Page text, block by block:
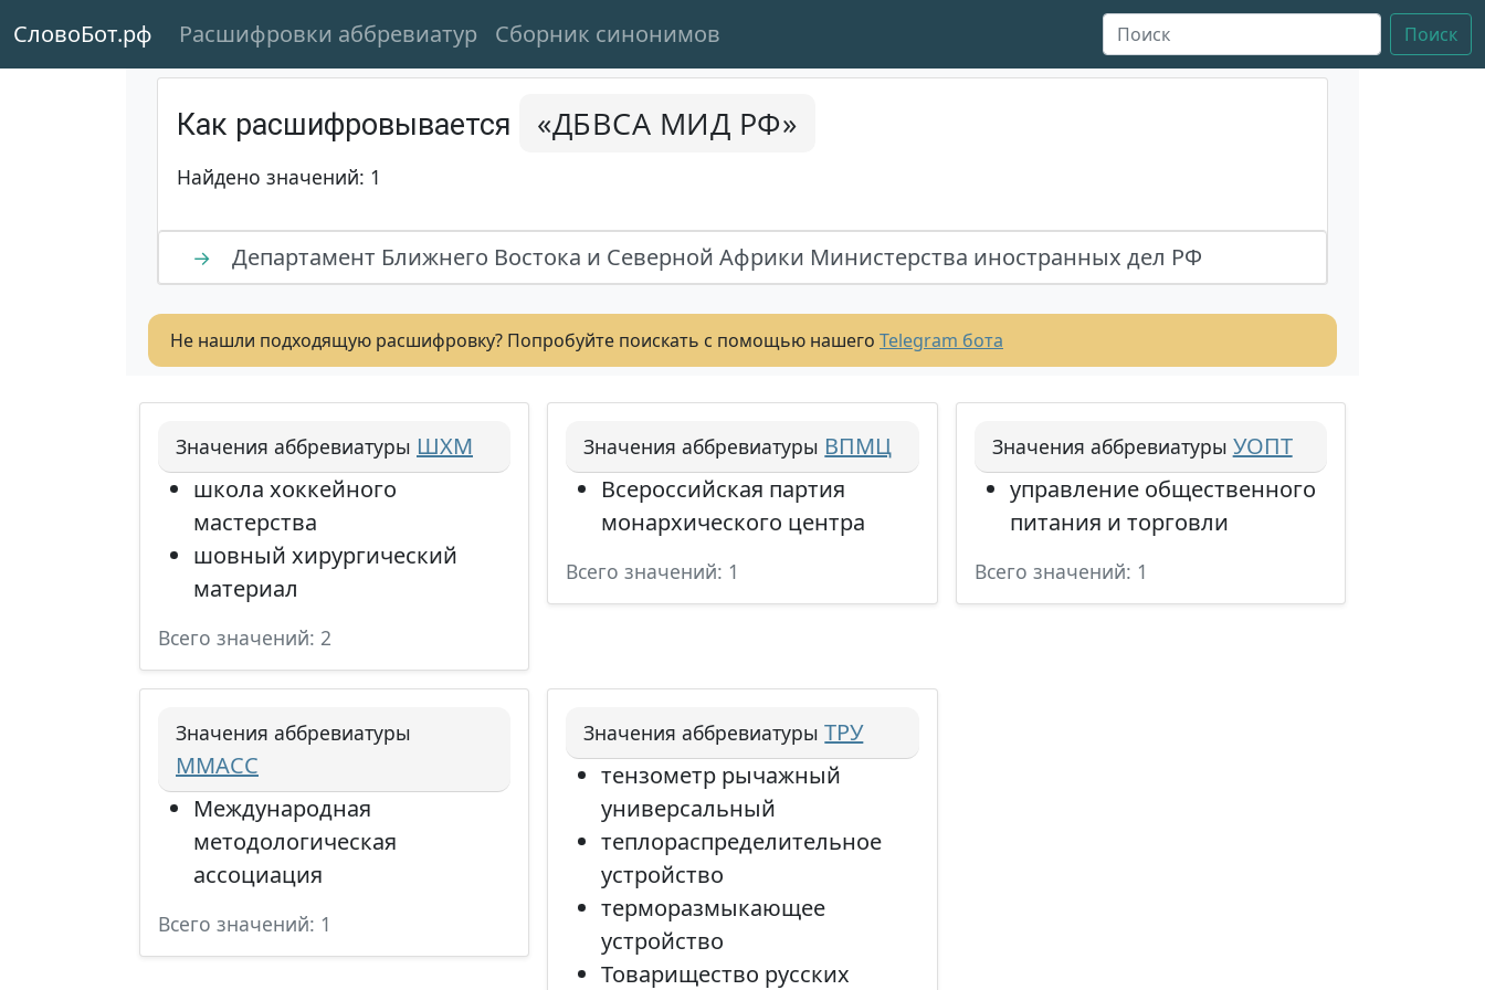
СловоБот.рф Расшифровки аббревиатур Сборник синонимов Поиск
Как расшифровывается «ДБВСА МИД РФ»
Найдено значений: 1
→ Департамент Ближнего Востока и Северной Африки Министерства иностранных дел РФ
Не нашли подходящую расшифровку? Попробуйте поискать с помощью нашего Telegram бота
Значения аббревиатуры ШХМ
школа хоккейного
мастерства
шовный хирургический
материал
Всего значений: 2
Значения аббревиатуры ВПМЦ
Всероссийская партия
монархического центра
Всего значений: 1
Значения аббревиатуры УОПТ
управление общественного
питания и торговли
Всего значений: 1
Значения аббревиатуры
ММАСС
Международная
методологическая
ассоциация
Всего значений: 1
Значения аббревиатуры ТРУ
тензометр рычажный
универсальный
теплораспределительное
устройство
терморазмыкающее
устройство
Товарищество русских